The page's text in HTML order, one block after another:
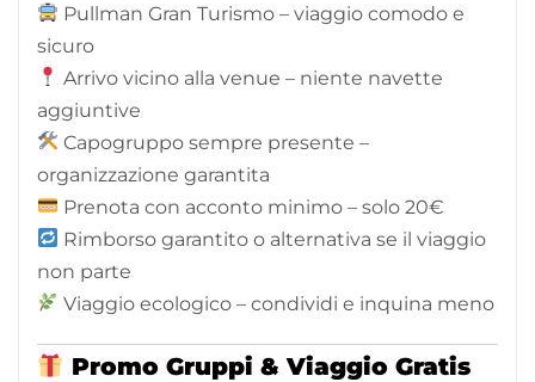
Pullman Gran Turismo – viaggio comodo e
sicuro
Arrivo vicino alla venue – niente navette
aggiuntive
Capogruppo sempre presente –
organizzazione garantita
Prenota con acconto minimo – solo 20€
Rimborso garantito o alternativa se il viaggio
non parte
Viaggio ecologico – condividi e inquina meno
Promo Gruppi & Viaggio Gratis